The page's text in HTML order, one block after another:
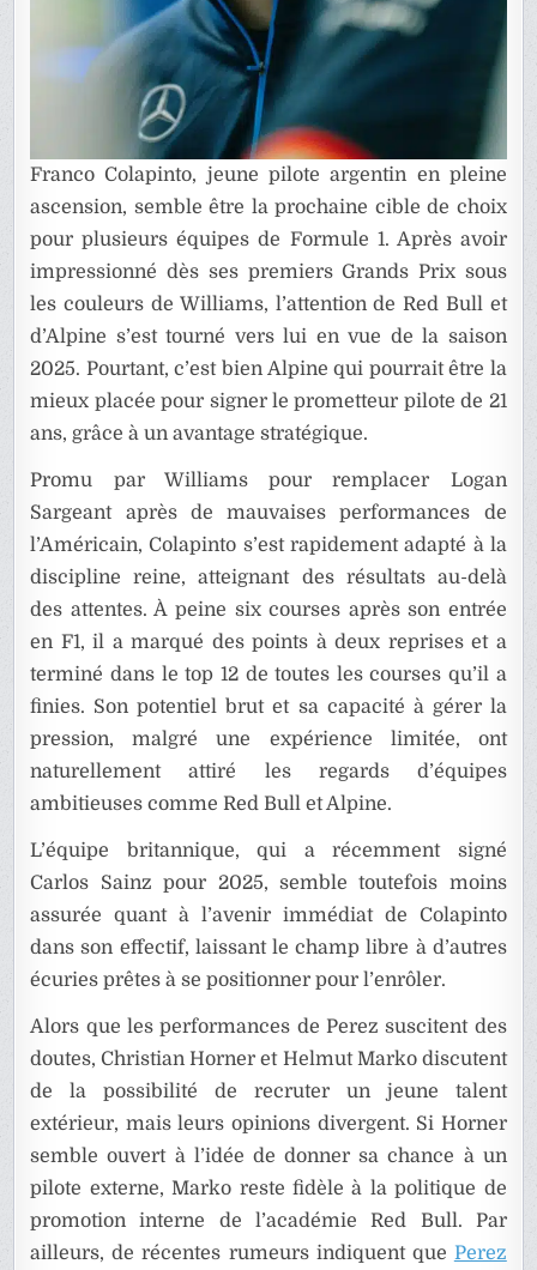
Franco Colapinto, jeune pilote argentin en pleine
ascension, semble être la prochaine cible de choix
pour plusieurs équipes de Formule 1. Après avoir
impressionné dès ses premiers Grands Prix sous
les couleurs de Williams, l’attention de Red Bull et
d’Alpine s’est tourné vers lui en vue de la saison
2025. Pourtant, c’est bien Alpine qui pourrait être la
mieux placée pour signer le prometteur pilote de 21
ans, grâce à un avantage stratégique.
Promu par Williams pour remplacer Logan
Sargeant après de mauvaises performances de
l’Américain, Colapinto s’est rapidement adapté à la
discipline reine, atteignant des résultats au-delà
des attentes. À peine six courses après son entrée
en F1, il a marqué des points à deux reprises et a
terminé dans le top 12 de toutes les courses qu’il a
finies. Son potentiel brut et sa capacité à gérer la
pression, malgré une expérience limitée, ont
naturellement attiré les regards d’équipes
ambitieuses comme Red Bull et Alpine.
L’équipe britannique, qui a récemment signé
Carlos Sainz pour 2025, semble toutefois moins
assurée quant à l’avenir immédiat de Colapinto
dans son effectif, laissant le champ libre à d’autres
écuries prêtes à se positionner pour l’enrôler.
Alors que les performances de Perez suscitent des
doutes, Christian Horner et Helmut Marko discutent
de la possibilité de recruter un jeune talent
extérieur, mais leurs opinions divergent. Si Horner
semble ouvert à l’idée de donner sa chance à un
pilote externe, Marko reste fidèle à la politique de
promotion interne de l’académie Red Bull. Par
ailleurs, de récentes rumeurs indiquent que Perez